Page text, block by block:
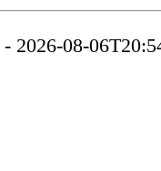
- 2026-08-